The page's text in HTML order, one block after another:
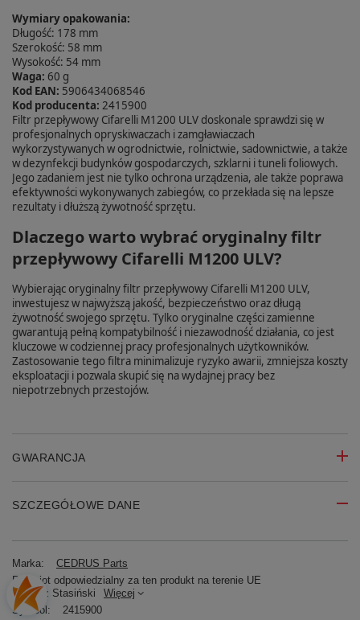
Wymiary opakowania:
Długość: 178 mm
Szerokość: 58 mm
Wysokość: 54 mm
Waga: 60 g
Kod EAN: 5906434068546
Kod producenta: 2415900
Filtr przepływowy Cifarelli M1200 ULV doskonale sprawdzi się w
profesjonalnych opryskiwaczach i zamgławiaczach
wykorzystywanych w ogrodnictwie, rolnictwie, sadownictwie, a także
w dezynfekcji budynków gospodarczych, szklarni i tuneli foliowych.
Jego zadaniem jest nie tylko ochrona urządzenia, ale także poprawa
efektywności wykonywanych zabiegów, co przekłada się na lepsze
rezultaty i dłuższą żywotność sprzętu.
Dlaczego warto wybrać oryginalny filtr
przepływowy Cifarelli M1200 ULV?
Wybierając oryginalny filtr przepływowy Cifarelli M1200 ULV,
inwestujesz w najwyższą jakość, bezpieczeństwo oraz długą
żywotność swojego sprzętu. Tylko oryginalne części zamienne
gwarantują pełną kompatybilność i niezawodność działania, co jest
kluczowe w codziennej pracy profesjonalnych użytkowników.
Zastosowanie tego filtra minimalizuje ryzyko awarii, zmniejsza koszty
eksploatacji i pozwala skupić się na wydajnej pracy bez
niepotrzebnych przestojów.
GWARANCJA
SZCZEGÓŁOWE DANE
Marka:
CEDRUS Parts
Podmiot odpowiedzialny za ten produkt na terenie UE
Mariusz Stasiński
Więcej
Symbol:
2415900